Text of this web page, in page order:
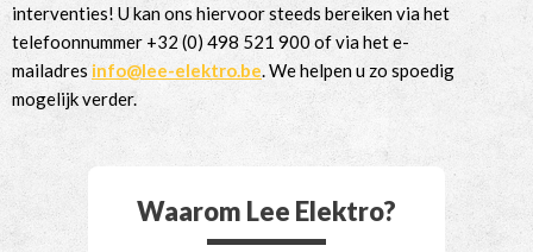
interventies! U kan ons hiervoor steeds bereiken via het
telefoonnummer +32 (0) 498 521 900 of via het e-
mailadres info@lee-elektro.be. We helpen u zo spoedig
mogelijk verder.
Waarom Lee Elektro?